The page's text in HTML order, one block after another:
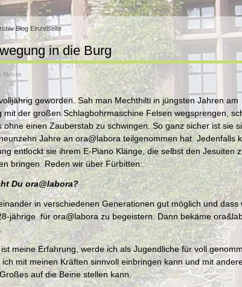
Blog Einzelseite
in die Burg
Menze
geworden. Sah man Mechthilti in jüngsten Jahren am
mit der großen Schlagbohrmaschine Felsen wegsprengen,
ohne einen Zauberstab zu schwingen. So ganz sicher ist sie
Jahre an ora@labora teilgenommen hat. Jedenfalls
entlockt sie ihrem E-Piano Klänge, die selbst den Jesuiten
bringen. Reden wir über Fürbitten:
Du ora@labora?
in verschiedenen Generationen gut möglich und dass
jährige für ora@labora zu begeistern. Dann bekäme
meine Erfahrung, werde ich als Jugendliche für voll
mit meinen Kräften sinnvoll einbringen kann und mit
auf die Beine stellen kann.